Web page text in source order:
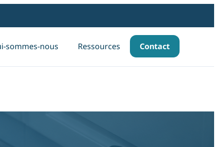
sommes-nous Ressources Contact